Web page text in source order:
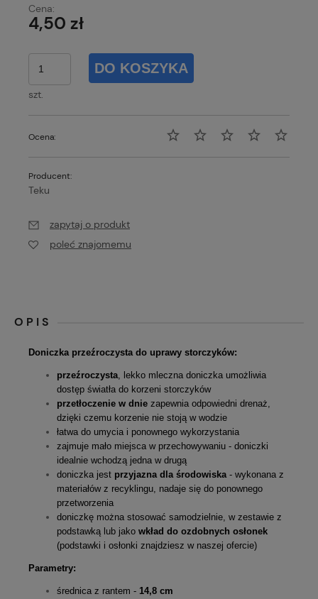
Cena:
4,50 zł
szt.
DO KOSZYKA
Ocena:
Producent:
Teku
zapytaj o produkt
poleć znajomemu
OPIS
Doniczka przeźroczysta do uprawy storczyków:
przeźroczysta, lekko mleczna doniczka umożliwia
dostęp światła do korzeni storczyków
przetłoczenie w dnie zapewnia odpowiedni drenaż,
dzięki czemu korzenie nie stoją w wodzie
łatwa do umycia i ponownego wykorzystania
zajmuje mało miejsca w przechowywaniu - doniczki
idealnie wchodzą jedna w drugą
doniczka jest przyjazna dla środowiska- wykonana z
materiałów z recyklingu, nadaje się do ponownego
przetworzenia
doniczkę można stosować samodzielnie, w zestawie z
podstawką lub jako wkład do ozdobnych osłonek
(podstawki i osłonki znajdziesz w naszej ofercie)
Parametry:
średnica z rantem - 14,8 cm